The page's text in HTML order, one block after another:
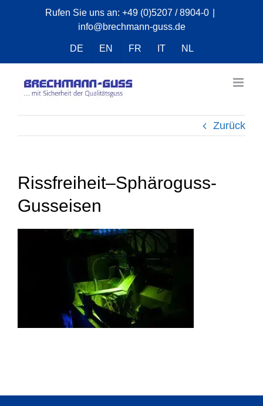
Rufen Sie uns an: +49 (0)5207 / 8904-0
info@brechmann-guss.de
DE EN FR IT NL
Zurück
Rissfreiheit–Sphäroguss-
Gusseisen